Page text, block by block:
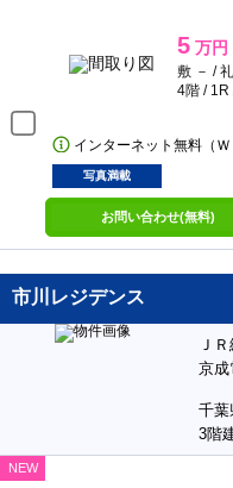
5 万円
敷 － /
4階 / 1R
インターネット無料（
写真満載
お問い合わせ(無料)
市川レジデンス
Ｊ
京成
千葉
3階
NEW